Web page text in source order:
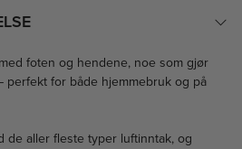
foten og hendene, noe som gjør
for både hjemmebruk og på
de aller fleste typer luftinntak, og